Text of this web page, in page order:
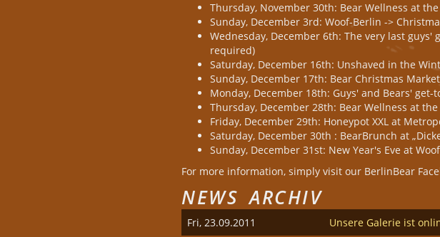
Thursday, November 30th: Bear Wellness at
Sunday, December 3rd: Woof-Berlin ->
Wednesday, December 6th: The very last
required)
Saturday, December 16th: Unshaved in the
Sunday, December 17th: Bear Christmas
Monday, December 18th: Guys' and Bears'
Thursday, December 28th: Bear Wellness at
Friday, December 29th: Honeypot XXL at
Saturday, December 30th : BearBrunch at
Sunday, December 31st: New Year's Eve at
For more information, simply visit our BerlinBear
NEWS ARCHIV
Fri, 23.09.2011
Unsere Galerie ist